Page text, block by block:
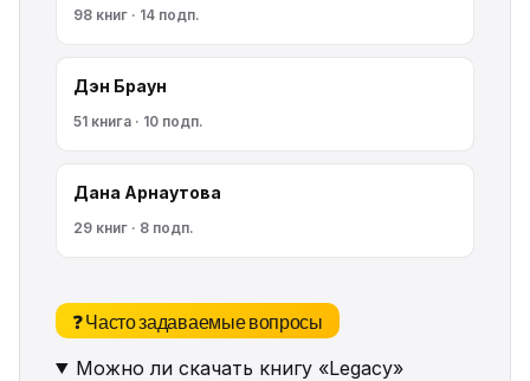
98 книг · 14 подп.
Дэн Браун
51 книга · 10 подп.
Дана Арнаутова
29 книг · 8 подп.
❓ Часто задаваемые вопросы
Можно ли скачать книгу «Legacy»